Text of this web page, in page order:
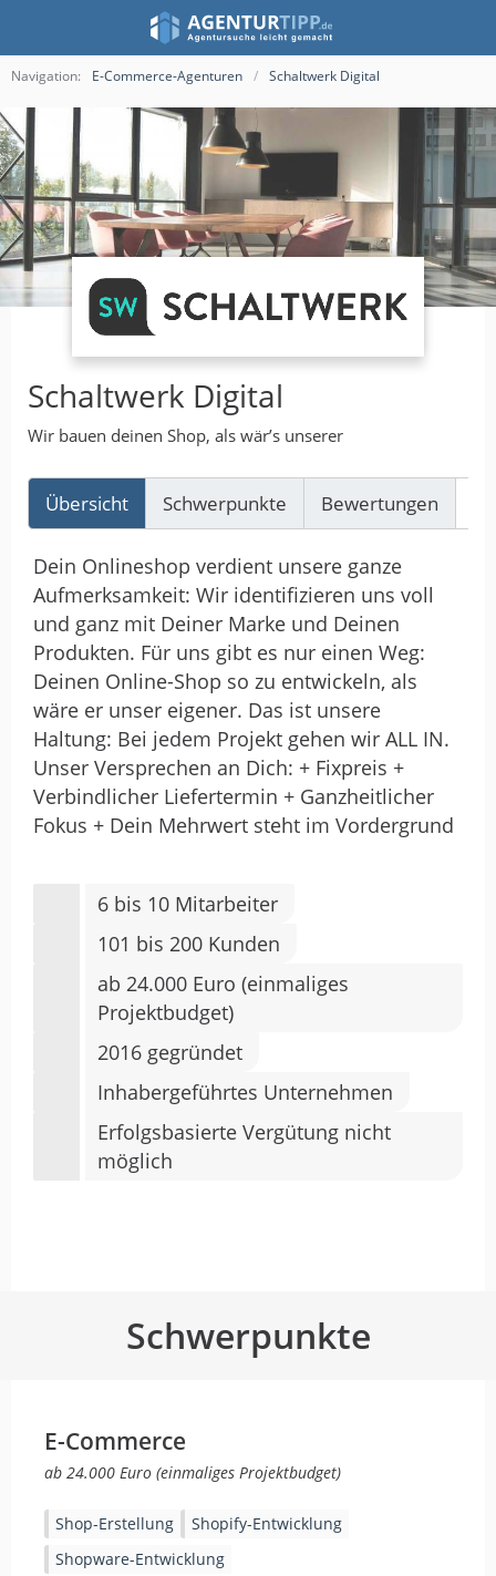
Navigation: E-Commerce-Agenturen Schaltwerk Digital
Schaltwerk Digital
Wir bauen deinen Shop, als wär’s unserer
Übersicht Schwerpunkte Bewertungen
Dein Onlineshop verdient unsere ganze
Aufmerksamkeit: Wir identifizieren uns voll
und ganz mit Deiner Marke und Deinen
Produkten. Für uns gibt es nur einen Weg:
Deinen Online-Shop so zu entwickeln, als
wäre er unser eigener. Das ist unsere
Haltung: Bei jedem Projekt gehen wir ALL IN.
Unser Versprechen an Dich: + Fixpreis +
Verbindlicher Liefertermin + Ganzheitlicher
Fokus + Dein Mehrwert steht im Vordergrund
6 bis 10 Mitarbeiter
101 bis 200 Kunden
ab 24.000 Euro (einmaliges
Projektbudget)
2016 gegründet
Inhabergeführtes Unternehmen
Erfolgsbasierte Vergütung nicht
möglich
Schwerpunkte
E-Commerce
ab 24.000 Euro (einmaliges Projektbudget)
Shop-Erstellung
Shopify-Entwicklung
Shopware-Entwicklung